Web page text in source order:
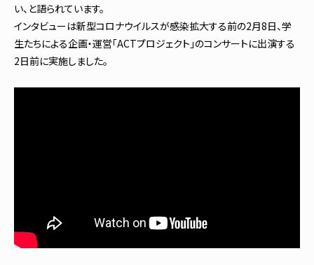
い、と語られています。
インタビューは新型コロナウイルスが感染拡大する前の2月8日、学
生たちによる企画・運営「ACTプロジェクト」のコンサートに出演する
2日前に実施しました。